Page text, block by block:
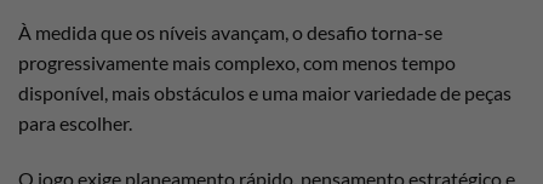
À medida que os níveis avançam, o desafio torna-se
progressivamente mais complexo, com menos tempo
disponível, mais obstáculos e uma maior variedade de peças
para escolher.
O jogo exige planeamento rápido, pensamento estratégico e